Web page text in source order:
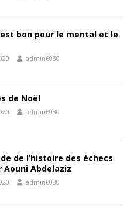
bon pour le mental et le
admin6030
de Noël
admin6030
de l’histoire des échecs
Abdelaziz
admin6030